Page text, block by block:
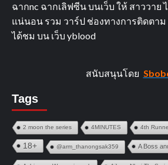
ฉากnc ฉากเลิฟซีน บนเว็บ ให้ สาววาย
แน่นอน รวม วาร์ป ช่องทางการติดตาม
ได้ชม บน เว็บ yblood
สนับสนุนโดย
Tags
2 moon the series 4MINUTES 4th
18+ @arm_thanongsak359 A Boss